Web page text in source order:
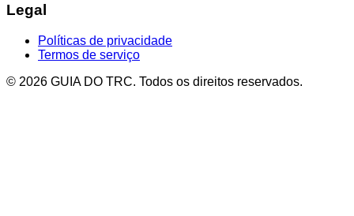
Legal
Políticas de privacidade
Termos de serviço
© 2026 GUIA DO TRC. Todos os direitos reservados.